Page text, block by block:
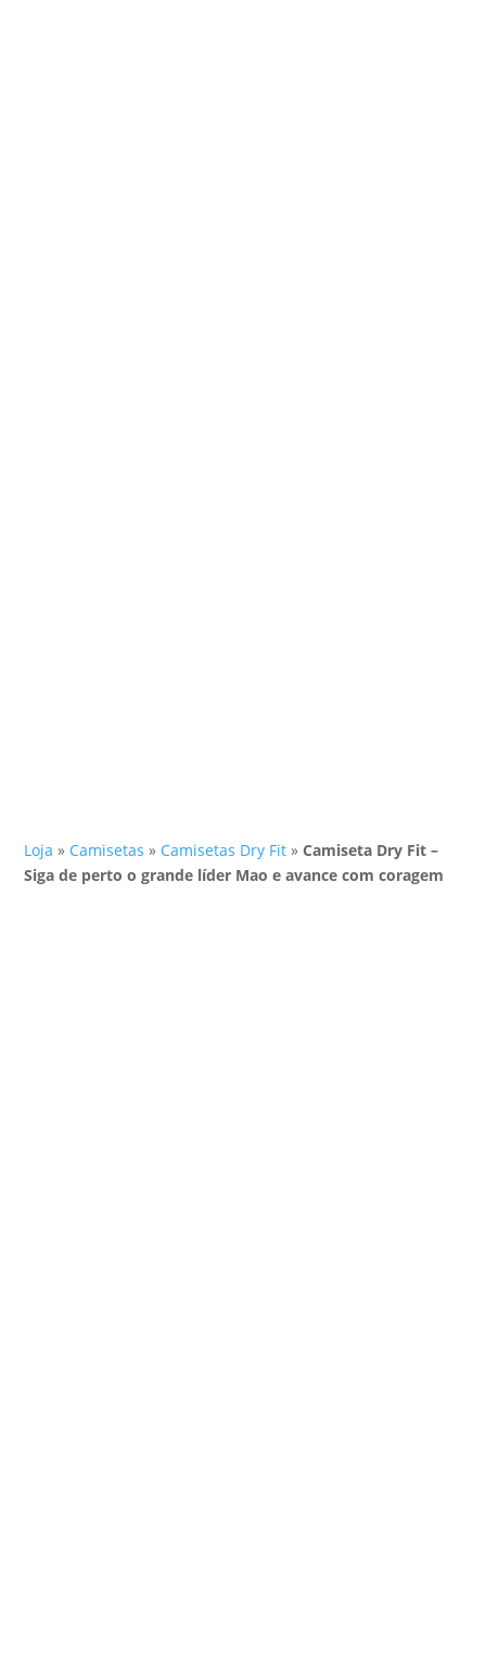
Loja » Camisetas » Camisetas Dry Fit »Camiseta Dry Fit –
Siga de perto o grande líder Mao e avance com coragem